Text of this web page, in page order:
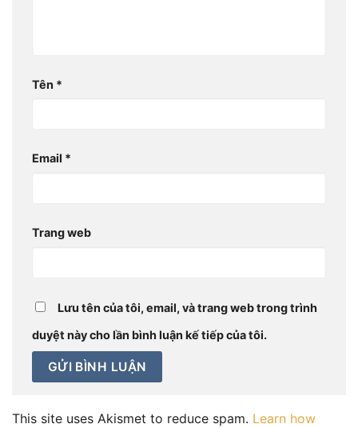
Tên *
Email *
Trang web
Lưu tên của tôi, email, và trang web trong trình
duyệt này cho lần bình luận kế tiếp của tôi.
This site uses Akismet to reduce spam. Learn how